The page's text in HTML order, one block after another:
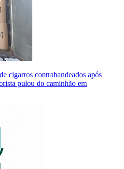
cigarros contrabandeados após
pulou do caminhão em